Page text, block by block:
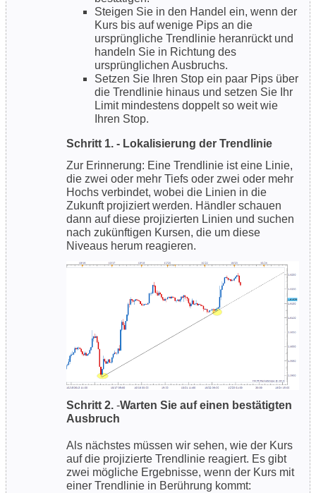
Steigen Sie in den Handel ein, wenn der
Kurs bis auf wenige Pips an die
ursprüngliche Trendlinie heranrückt und
handeln Sie in Richtung des
ursprünglichen Ausbruchs.
Setzen Sie Ihren Stop ein paar Pips über
die Trendlinie hinaus und setzen Sie Ihr
Limit mindestens doppelt so weit wie
Ihren Stop.
Schritt 1. - Lokalisierung der Trendlinie
Zur Erinnerung: Eine Trendlinie ist eine Linie,
die zwei oder mehr Tiefs oder zwei oder mehr
Hochs verbindet, wobei die Linien in die
Zukunft projiziert werden. Händler schauen
dann auf diese projizierten Linien und suchen
nach zukünftigen Kursen, die um diese
Niveaus herum reagieren.
Schritt 2. -Warten Sie auf einen bestätigten
Ausbruch
Als nächstes müssen wir sehen, wie der Kurs
auf die projizierte Trendlinie reagiert. Es gibt
zwei mögliche Ergebnisse, wenn der Kurs mit
einer Trendlinie in Berührung kommt: